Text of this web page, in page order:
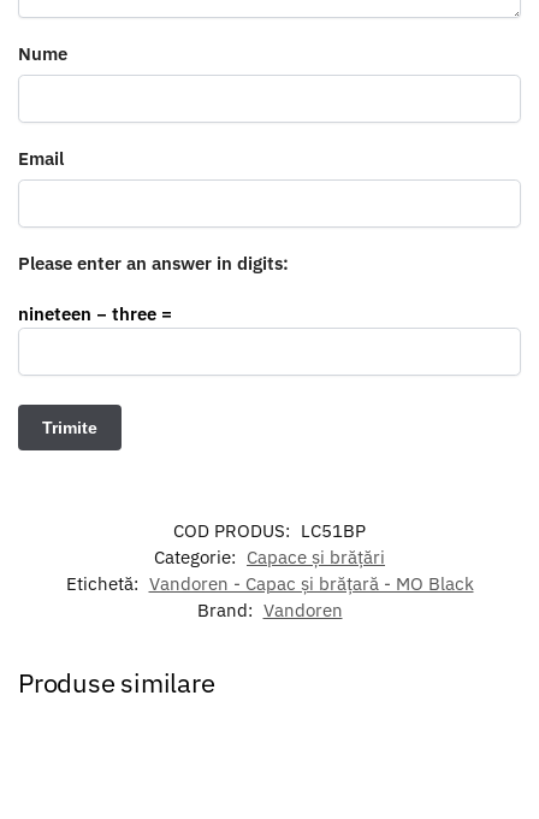
Nume
Email
Please enter an answer in digits:
nineteen − three =
COD PRODUS: LC51BP
Categorie: Capace și brățări
Etichetă: Vandoren - Capac și brățară - MO Black
Brand: Vandoren
Produse similare